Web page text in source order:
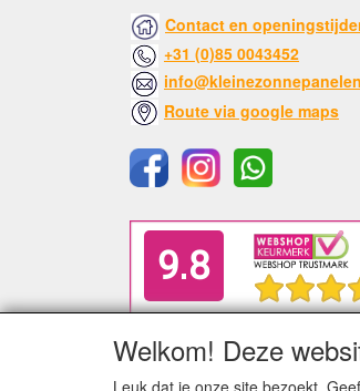
Contact en
+31 (0)85 0043452
Route via google maps
Welkom! Deze
Leuk dat je onze site bezoekt.